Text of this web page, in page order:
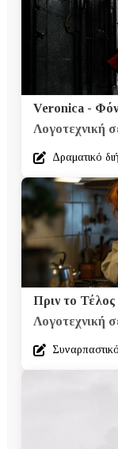
Veronica -
Λογοτεχνική
Δραματικό
Πριν το Τέλος
Λογοτεχνική